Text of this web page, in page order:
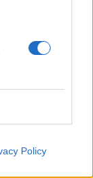
Policy
mítosza 2.